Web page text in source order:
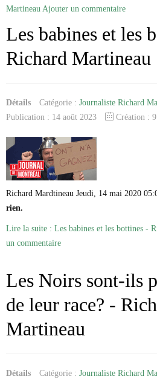
Martineau Ajouter un commentaire
Les babines et les
Richard Martineau
Détails Catégorie : Journaliste Richard
Publication : 14 août 2023
Création :
Richard Mardtineau Jeudi, 14 mai 2020
rien.
Lire la suite : Les babines et les bottines -
un commentaire
Les Noirs sont-ils
de leur race? -
Martineau
Détails Catégorie : Journaliste Richard